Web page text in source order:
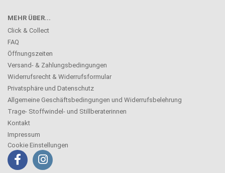
MEHR ÜBER...
Click & Collect
FAQ
Öffnungszeiten
Versand- & Zahlungsbedingungen
Widerrufsrecht & Widerrufsformular
Privatsphäre und Datenschutz
Allgemeine Geschäftsbedingungen und Widerrufsbelehrung
Trage- Stoffwindel- und Stillberaterinnen
Kontakt
Impressum
Cookie Einstellungen